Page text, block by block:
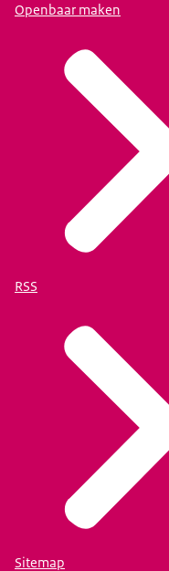
Openbaar maken
RSS
Sitemap